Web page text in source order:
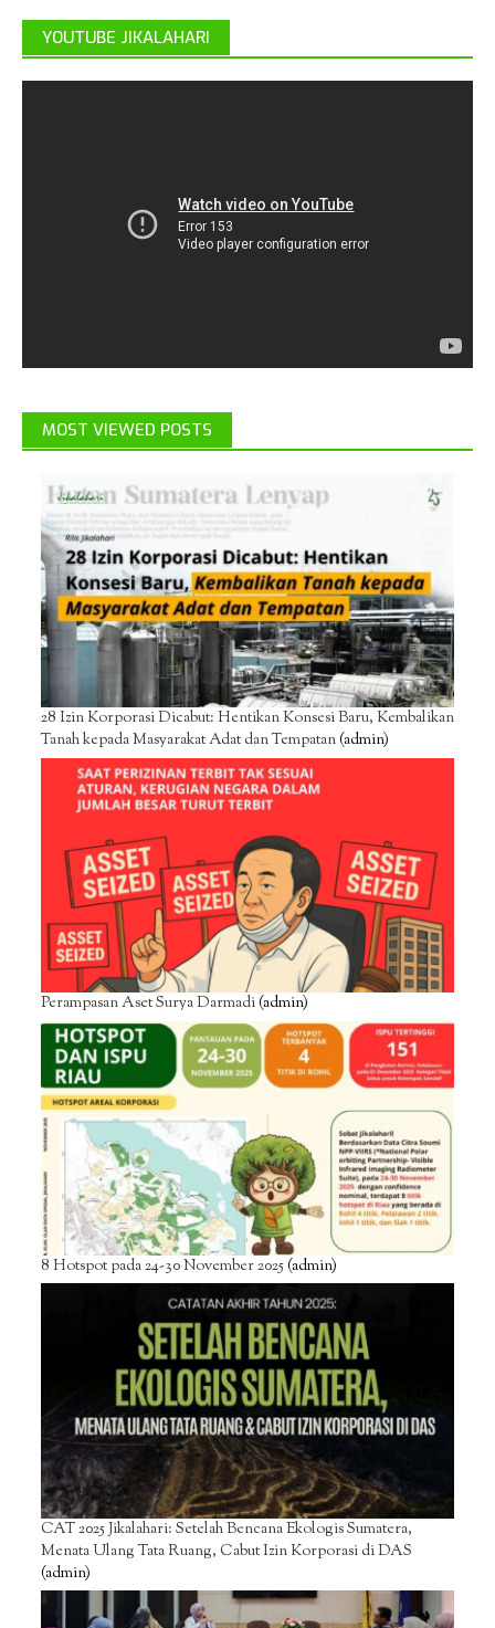
YOUTUBE JIKALAHARI
MOST VIEWED POSTS
28 Izin Korporasi Dicabut: Hentikan Konsesi Baru, Kembalikan
Tanah kepada Masyarakat Adat dan Tempatan(admin)
Perampasan Aset Surya Darmadi(admin)
8 Hotspot pada 24-30 November 2025(admin)
CAT 2025 Jikalahari: Setelah Bencana Ekologis Sumatera,
Menata Ulang Tata Ruang, Cabut Izin Korporasi di DAS
(admin)